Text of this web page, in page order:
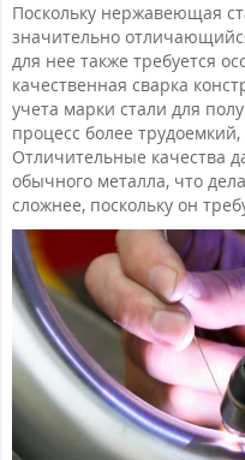
Поскольку нержавеющая
значительно
для нее также требуется
качественная сварка
учета марки стали для
процесс более
Отличительные качества
обычного металла, что
сложнее, поскольку он